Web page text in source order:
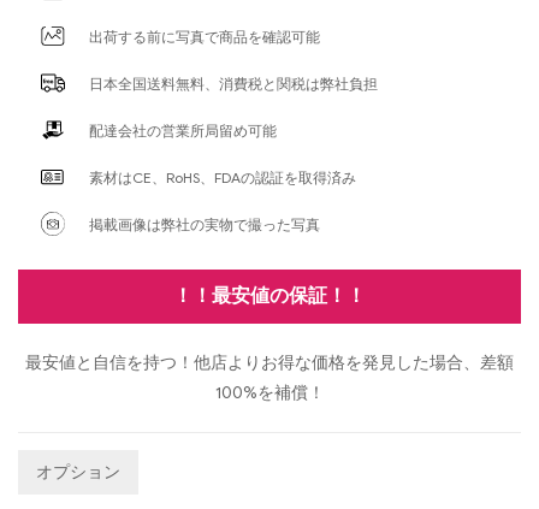
出荷する前に写真で商品を確認可能
日本全国送料無料、消費税と関税は弊社負担
配達会社の営業所局留め可能
素材はCE、RoHS、FDAの認証を取得済み
掲載画像は弊社の実物で撮った写真
！！最安値の保証！！
最安値と自信を持つ！他店よりお得な価格を発見した場合、差額
100%を補償！
オプション